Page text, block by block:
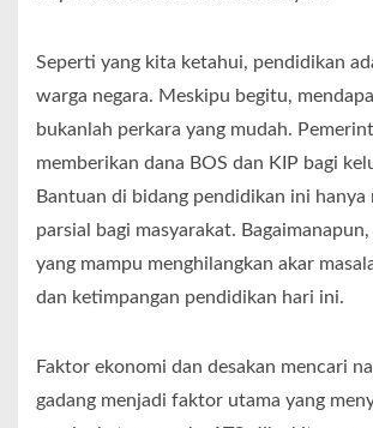
Seperti yang kita ketahui, pendidikan
warga negara. Meskipu begitu,
bukanlah perkara yang mudah.
memberikan dana BOS dan KIP bagi
Bantuan di bidang pendidikan ini hanya
parsial bagi masyarakat.
yang mampu menghilangkan akar
dan ketimpangan pendidikan hari ini.
Faktor ekonomi dan desakan mencari
gadang menjadi faktor utama yang